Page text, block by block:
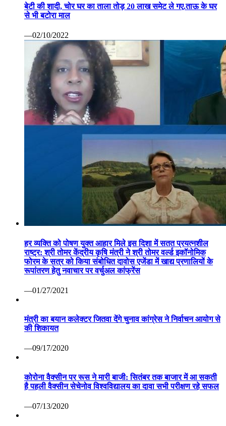
बेटी की शादी, चोर घर का ताला तोड़ 20 लाख समेट ले गए.ताऊ के घर
से भी बटोरा माल
—02/10/2022
हर व्यक्ति को पोषण युक्त आहार मिले इस दिशा में सतत प्रयत्नशील
राष्ट्र: श्री तोमर केंद्रीय कृषि मंत्री ने श्री तोमर वर्ल्ड इकॉनोमिक
फोरम के सत्र को किया संबोधित दावोस एजेंडा में खाद्य प्रणालियों के
रूपांतरण हेतु नवाचार पर वर्चुअल कांफ्रेंस
—01/27/2021
मंत्री का बयान कलेक्टर जितवा देंगे चुनाव कांग्रेस ने निर्वाचन आयोग से
की शिकायत
—09/17/2020
कोरोना वैक्सीन पर रूस ने मारी बाजी: सितंबर तक बाजार में आ सकती
है पहली वैक्सीन सेचेनोव विश्वविद्यालय का दावा सभी परीक्षण रहे सफल
—07/13/2020